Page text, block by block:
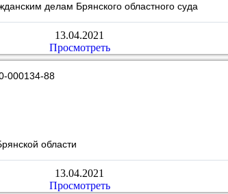
делам Брянского областного суда
13.04.2021
Просмотреть
000134-88
области
13.04.2021
Просмотреть